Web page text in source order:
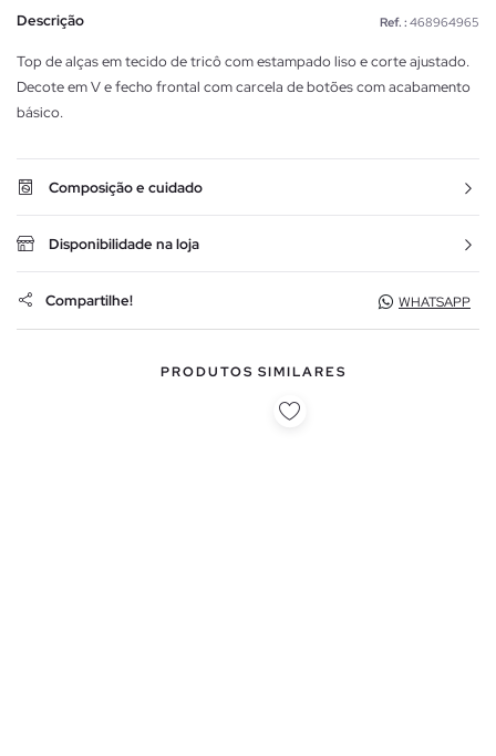
Descrição Ref. : 468964965
Top de alças em tecido de tricô com estampado liso e corte ajustado.
Decote em V e fecho frontal com carcela de botões com acabamento
básico.
Composição e cuidado
Disponibilidade na loja
Compartilhe! WHATSAPP
PRODUTOS SIMILARES